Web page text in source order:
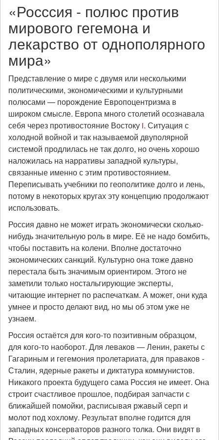
«Росссия - полюс против
мирового гегемона и
лекарство от однополярного
мира»
Представление о мире с двумя или несколькими
политическими, экономическими и культурными
полюсами — порождение Европоцентризма в
широком смысле. Европа много столетий осознавала
себя через противостояние Востоку i. Ситуация с
холодной войной и так называемой двуполярной
системой продлилась не так долго, но очень хорошо
наложилась на нарративы западной культуры,
связанные именно с этим противостоянием.
Переписывать учебники по геополитике долго и лень,
потому в некоторых кругах эту концепцию продолжают
использовать.
Россия давно не может играть экономически сколько-
нибудь значительную роль в мире. Её не надо бомбить,
чтобы поставить на колени. Вполне достаточно
экономических санкций. Культурно она тоже давно
перестала быть значимым ориентиром. Этого не
заметили только ностальгирующие эксперты,
читающие интернет по распечаткам. А может, они куда
умнее и просто делают вид, но мы об этом уже не
узнаем.
Россия остаётся для кого-то позитивным образцом,
для кого-то наоборот. Для леваков — Ленин, ракеты с
Гагариным и гегемония пролетариата, для праваков -
Сталин, ядерные ракеты и диктатура коммунистов.
Никакого проекта будущего сама Россия не имеет. Она
строит счастливое прошлое, подбирая запчасти с
ближайшей помойки, расписывая ржавый серп и
молот под хохлому. Результат вполне годится для
западных консерваторов разного толка. Они видят в